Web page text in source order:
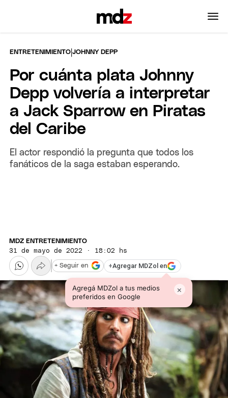
ENTRETENIMIENTO |JOHNNY DEPP
Por cuánta plata Johnny
Depp volvería a interpretar
a Jack Sparrow en Piratas
del Caribe
El actor respondió la pregunta que todos los
fanáticos de la saga estaban esperando.
MDZ ENTRETENIMIENTO
31 de mayo de 2022 · 18:02 hs
+Agregar MDZol en
Agregá MDZol a tus medios
preferidos en Google
×
+ Seguir en